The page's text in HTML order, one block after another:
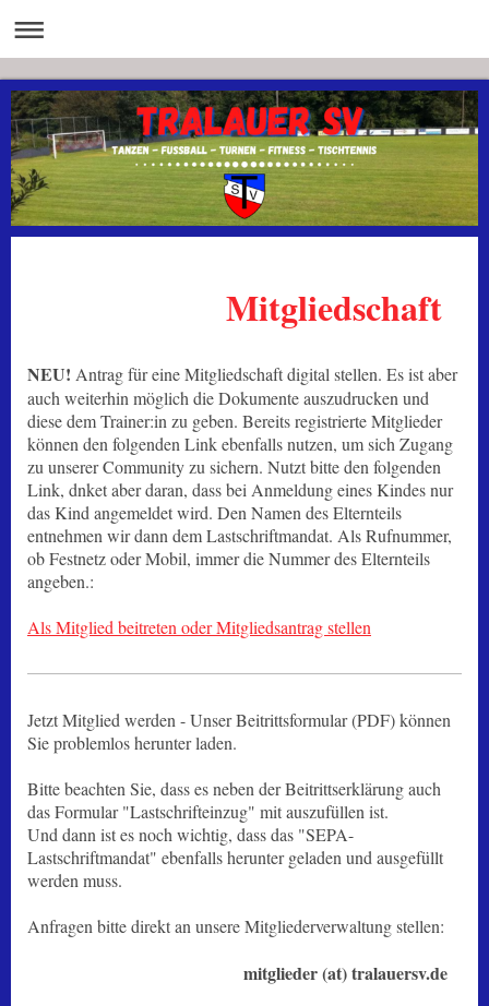
Mitgliedschaft
NEU! Antrag für eine Mitgliedschaft digital stellen. Es ist aber
auch weiterhin möglich die Dokumente auszudrucken und
diese dem Trainer:in zu geben. Bereits registrierte Mitglieder
können den folgenden Link ebenfalls nutzen, um sich Zugang
zu unserer Community zu sichern. Nutzt bitte den folgenden
Link, dnket aber daran, dass bei Anmeldung eines Kindes nur
das Kind angemeldet wird. Den Namen des Elternteils
entnehmen wir dann dem Lastschriftmandat. Als Rufnummer,
ob Festnetz oder Mobil, immer die Nummer des Elternteils
angeben.:
Als Mitglied beitreten oder Mitgliedsantrag stellen
Jetzt Mitglied werden - Unser Beitrittsformular (PDF) können
Sie problemlos herunter laden.
Bitte beachten Sie, dass es neben der Beitrittserklärung auch
das Formular "Lastschrifteinzug" mit auszufüllen ist.
Und dann ist es noch wichtig, dass das "SEPA-
Lastschriftmandat" ebenfalls herunter geladen und ausgefüllt
werden muss.
Anfragen bitte direkt an unsere Mitgliederverwaltung stellen:
mitglieder (at) tralauersv.de